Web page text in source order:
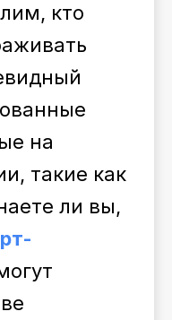
кто
на
такие как
ли вы,